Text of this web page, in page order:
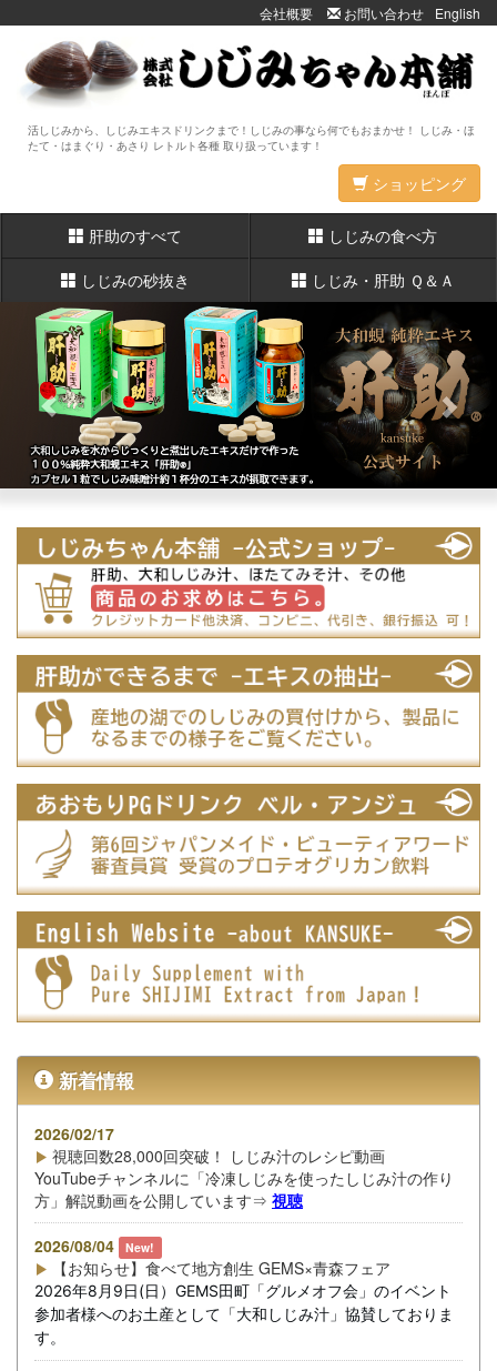
会社概要 お問い合わせ English
活しじみから、しじみエキスドリンクまで！しじみの事なら何でもおまかせ！ しじみ・ほ
たて・はまぐり・あさり レトルト各種 取り扱っています！
ショッピング
肝助のすべて
しじみの食べ方
しじみの砂抜き
しじみ・肝助 Ｑ＆Ａ
新着情報
2026/02/17
視聴回数28,000回突破！ しじみ汁のレシピ動画
YouTubeチャンネルに「冷凍しじみを使ったしじみ汁の作り
方」解説動画を公開しています⇒ 視聴
2026/08/04 New!
【お知らせ】食べて地方創生 GEMS×青森フェア
2026年8月9日(日） GEMS田町 「グルメオフ会」のイベント
参加者様へのお土産として「大和しじみ汁」協賛しておりま
す。